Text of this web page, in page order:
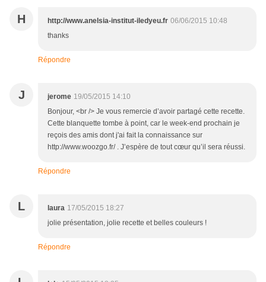
H http://www.anelsia-institut-iledyeu.fr 06/06/2015 10:48
thanks
Répondre
J jerome 19/05/2015 14:10
Bonjour, <br /> Je vous remercie d’avoir partagé cette recette.
Cette blanquette tombe à point, car le week-end prochain je
reçois des amis dont j'ai fait la connaissance sur
http://www.woozgo.fr/ . J’espère de tout cœur qu’il sera réussi.
Répondre
L laura 17/05/2015 18:27
jolie présentation, jolie recette et belles couleurs !
Répondre